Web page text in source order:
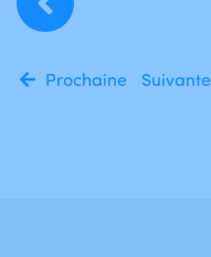
Prochaine Suivante